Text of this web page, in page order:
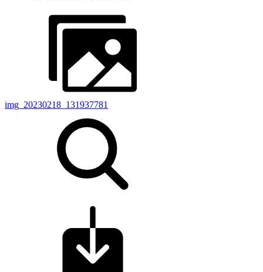
img_20230218_131937781